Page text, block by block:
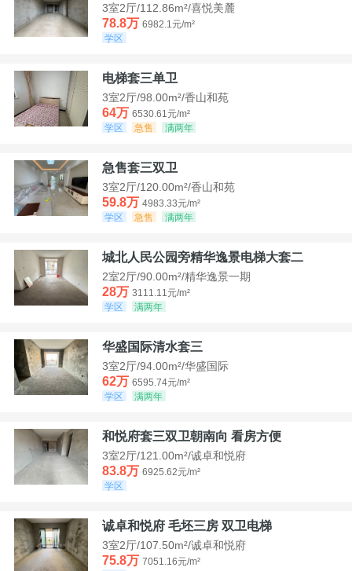
3室2厅/112.86m²/喜悦美麓
78.8万 6982.1元/m²
学区
电梯套三单卫
3室2厅/98.00m²/香山和苑
64万 6530.61元/m²
学区
急售 满两年
急售套三双卫
3室2厅/120.00m²/香山和苑
59.8万 4983.33元/m²
学区
急售 满两年
城北人民公园旁精华逸景电梯大套二
2室2厅/90.00m²/精华逸景一期
28万 3111.11元/m²
学区
满两年
华盛国际清水套三
3室2厅/94.00m²/华盛国际
62万 6595.74元/m²
学区
满两年
和悦府套三双卫朝南向 看房方便
3室2厅/121.00m²/诚卓和悦府
83.8万 6925.62元/m²
学区
诚卓和悦府 毛坯三房 双卫电梯
3室2厅/107.50m²/诚卓和悦府
75.8万 7051.16元/m²